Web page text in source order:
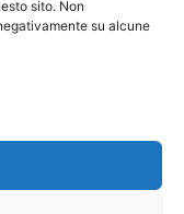
sito. Non
su alcune
alla Quinta